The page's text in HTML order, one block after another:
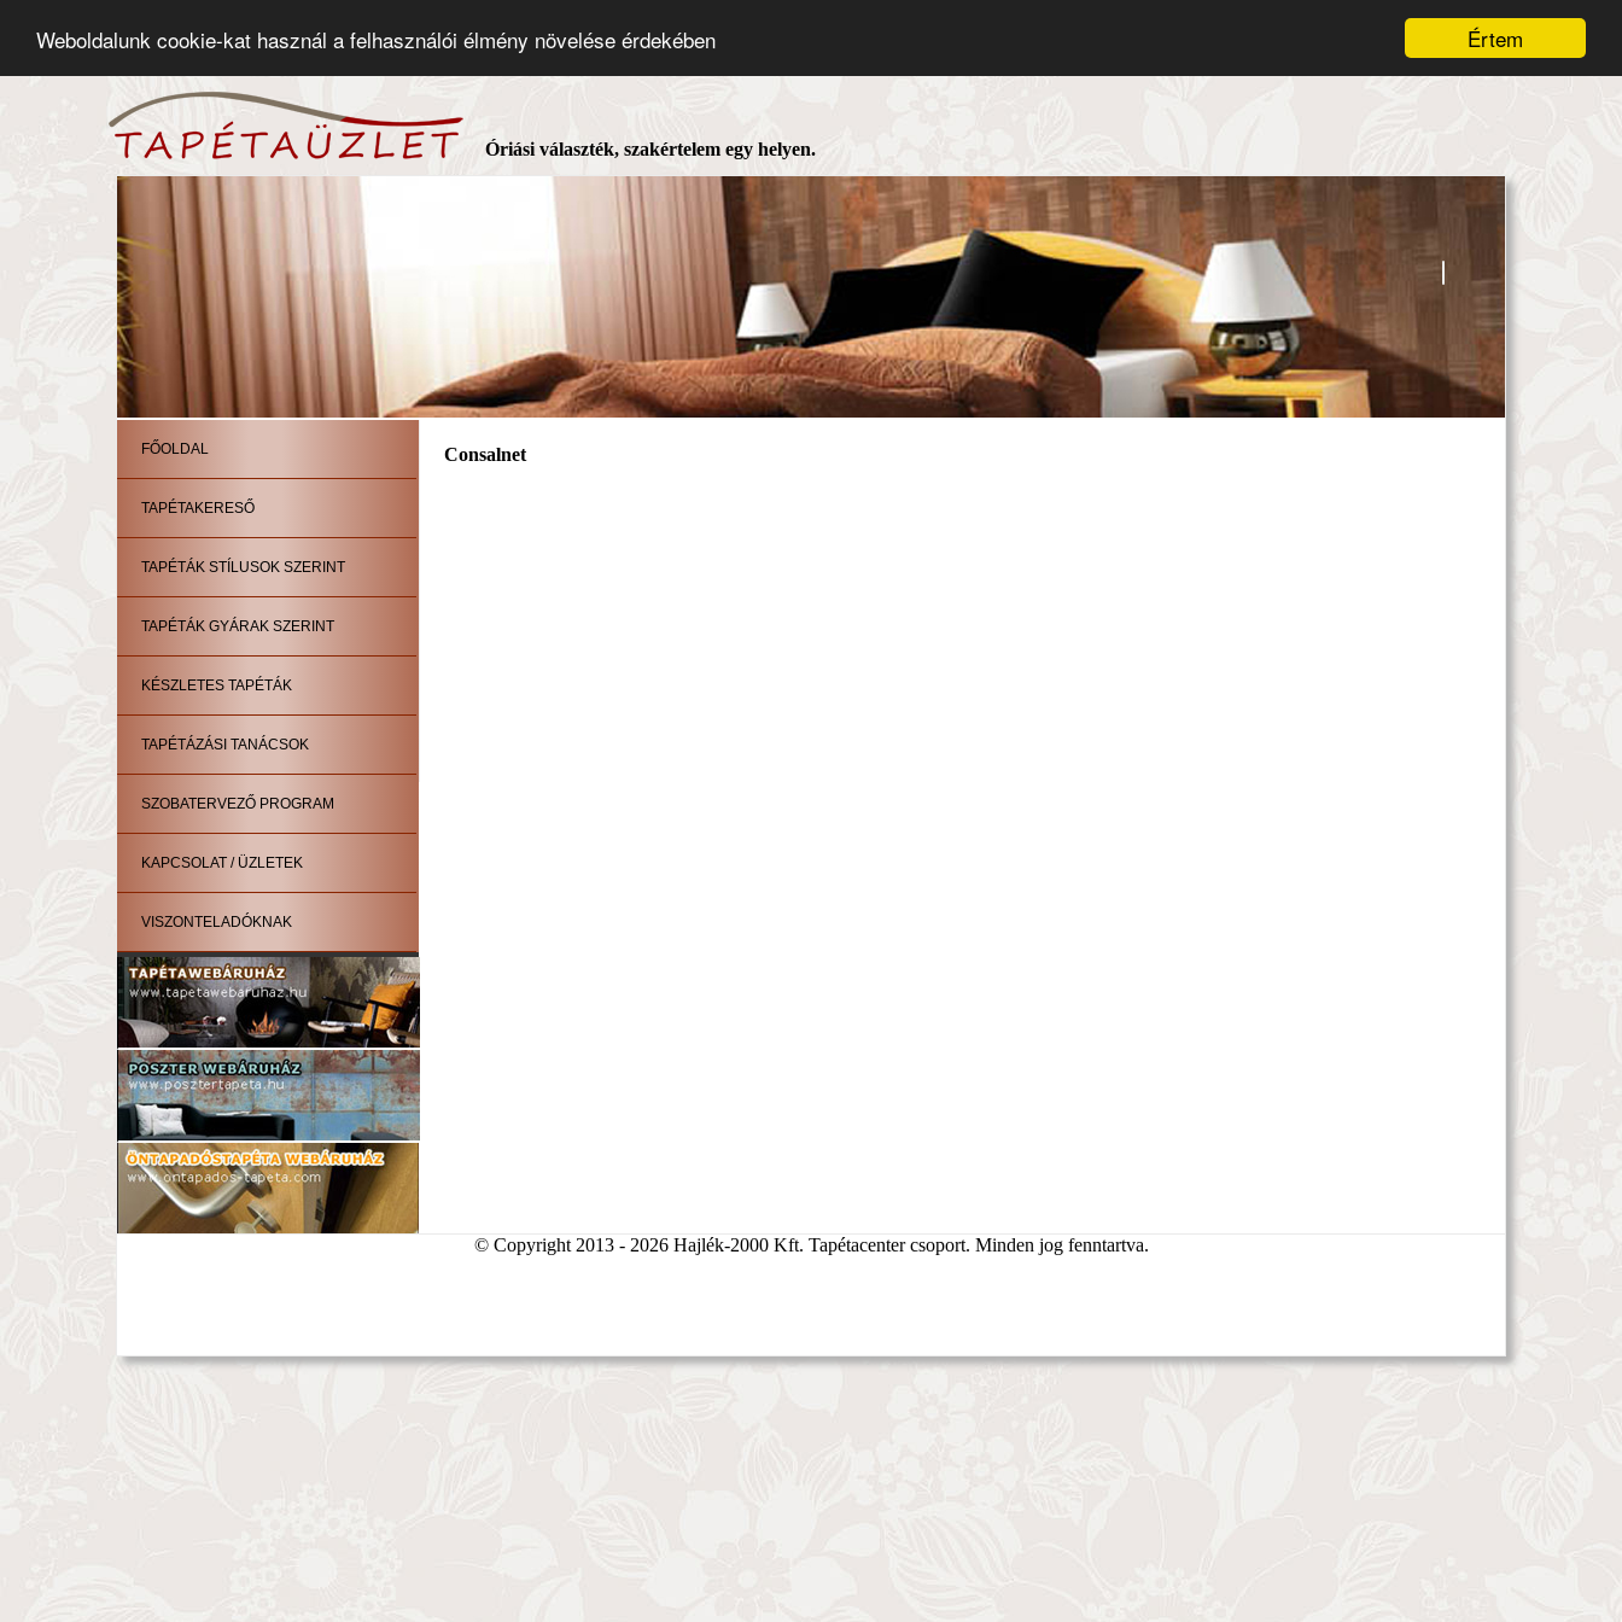
Értem
Weboldalunk cookie-kat használ a felhasználói élmény növelése érdekében
Óriási választék, szakértelem egy helyen.
FŐOLDAL
TAPÉTAKERESŐ
TAPÉTÁK STÍLUSOK SZERINT
TAPÉTÁK GYÁRAK SZERINT
KÉSZLETES TAPÉTÁK
TAPÉTÁZÁSI TANÁCSOK
SZOBATERVEZŐ PROGRAM
KAPCSOLAT / ÜZLETEK
VISZONTELADÓKNAK
Consalnet
© Copyright 2013 - 2026 Hajlék-2000 Kft. Tapétacenter csoport. Minden jog fenntartva.